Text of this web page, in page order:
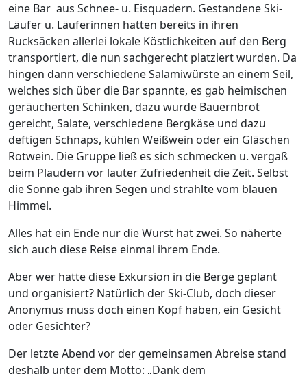
eine Bar aus Schnee- u. Eisquadern. Gestandene Ski-
Läufer u. Läuferinnen hatten bereits in ihren
Rucksäcken allerlei lokale Köstlichkeiten auf den Berg
transportiert, die nun sachgerecht platziert wurden. Da
hingen dann verschiedene Salamiwürste an einem Seil,
welches sich über die Bar spannte, es gab heimischen
geräucherten Schinken, dazu wurde Bauernbrot
gereicht, Salate, verschiedene Bergkäse und dazu
deftigen Schnaps, kühlen Weißwein oder ein Gläschen
Rotwein. Die Gruppe ließ es sich schmecken u. vergaß
beim Plaudern vor lauter Zufriedenheit die Zeit. Selbst
die Sonne gab ihren Segen und strahlte vom blauen
Himmel.
Alles hat ein Ende nur die Wurst hat zwei. So näherte
sich auch diese Reise einmal ihrem Ende.
Aber wer hatte diese Exkursion in die Berge geplant
und organisiert? Natürlich der Ski-Club, doch dieser
Anonymus muss doch einen Kopf haben, ein Gesicht
oder Gesichter?
Der letzte Abend vor der gemeinsamen Abreise stand
deshalb unter dem Motto: „Dank dem